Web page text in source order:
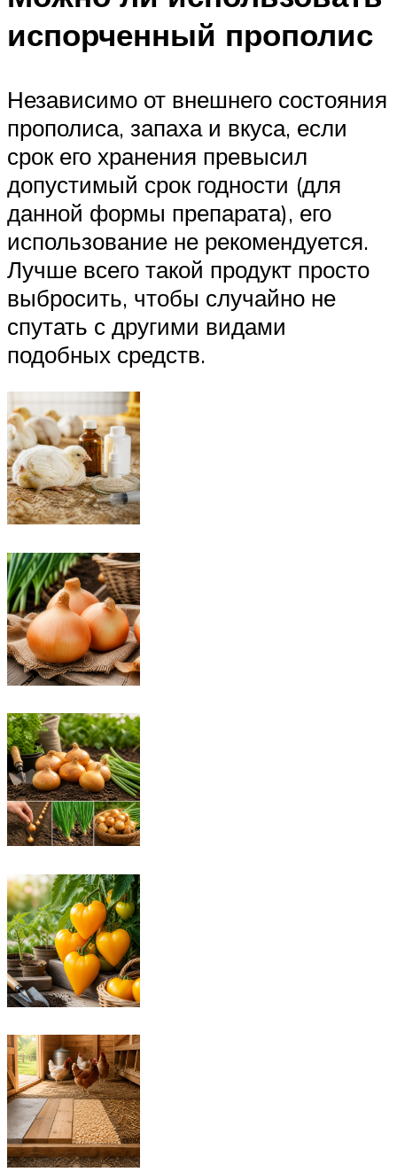
испорченный прополис
Независимо от внешнего состояния
прополиса, запаха и вкуса, если
срок его хранения превысил
допустимый срок годности (для
данной формы препарата), его
использование не рекомендуется.
Лучше всего такой продукт просто
выбросить, чтобы случайно не
спутать с другими видами
подобных средств.